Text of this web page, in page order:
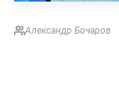
Александр Бочаров